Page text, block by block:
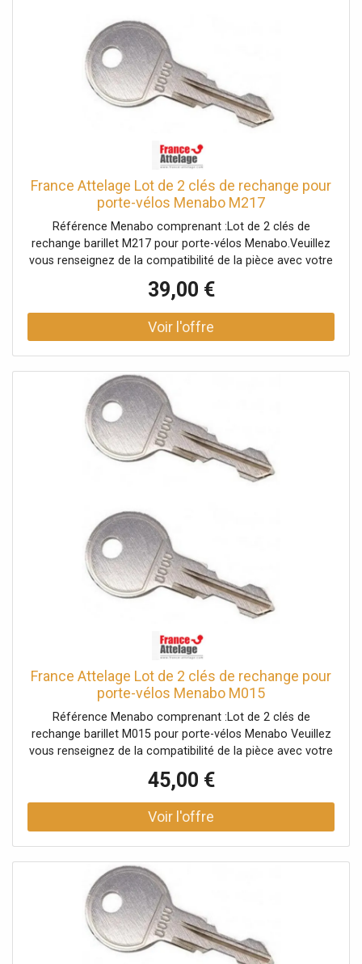
France Attelage Lot de 2 clés de rechange pour
porte-vélos Menabo M217
Référence Menabo comprenant :Lot de 2 clés de
rechange barillet M217 pour porte-vélos Menabo.Veuillez
vous renseignez de la compatibilité de la pièce avec votre
39,00 €
France Attelage Lot de 2 clés de rechange pour
porte-vélos Menabo M015
Référence Menabo comprenant :Lot de 2 clés de
rechange barillet M015 pour porte-vélos Menabo Veuillez
vous renseignez de la compatibilité de la pièce avec votre
45,00 €